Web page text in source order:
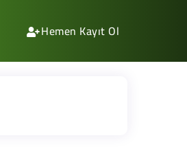
Hemen Kayıt Ol